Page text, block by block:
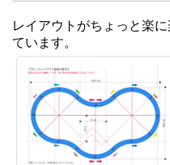
レイアウトがちょっと楽
ています。